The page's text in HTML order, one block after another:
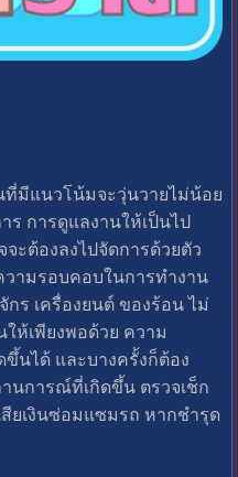
มีแนวโน้มจะวุ่นวายไม่น้อย
ร การดูแลงานให้เป็นไป
จะต้องลงไปจัดการด้วยตัว
วามรอบคอบในการทำงาน
ร เครื่องยนต์ ของร้อน ไม่
ห้เพียงพอด้วย ความ
นได้ และบางครั้งก็ต้อง
นการณ์ที่เกิดขึ้น ตรวจเช็ก
ยเงินซ่อมแซมรถ หากชำรุด